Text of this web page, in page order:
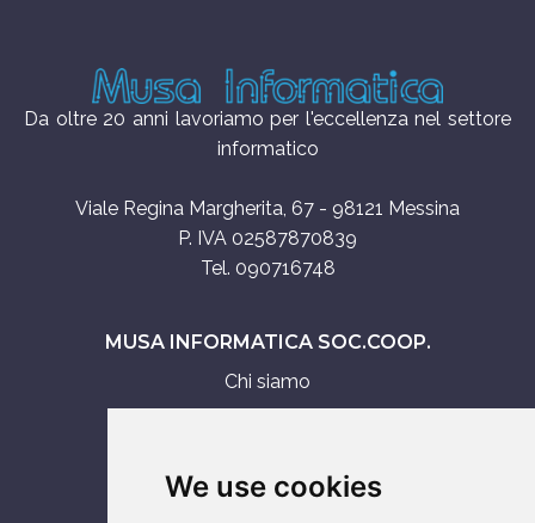
We use cookies
Da oltre 20 anni lavoriamo per l'eccellenza nel settore
informatico
Viale Regina Margherita, 67 - 98121 Messina
P. IVA 02587870839
Tel. 090716748
MUSA INFORMATICA SOC.COOP.
Chi siamo
Vendita